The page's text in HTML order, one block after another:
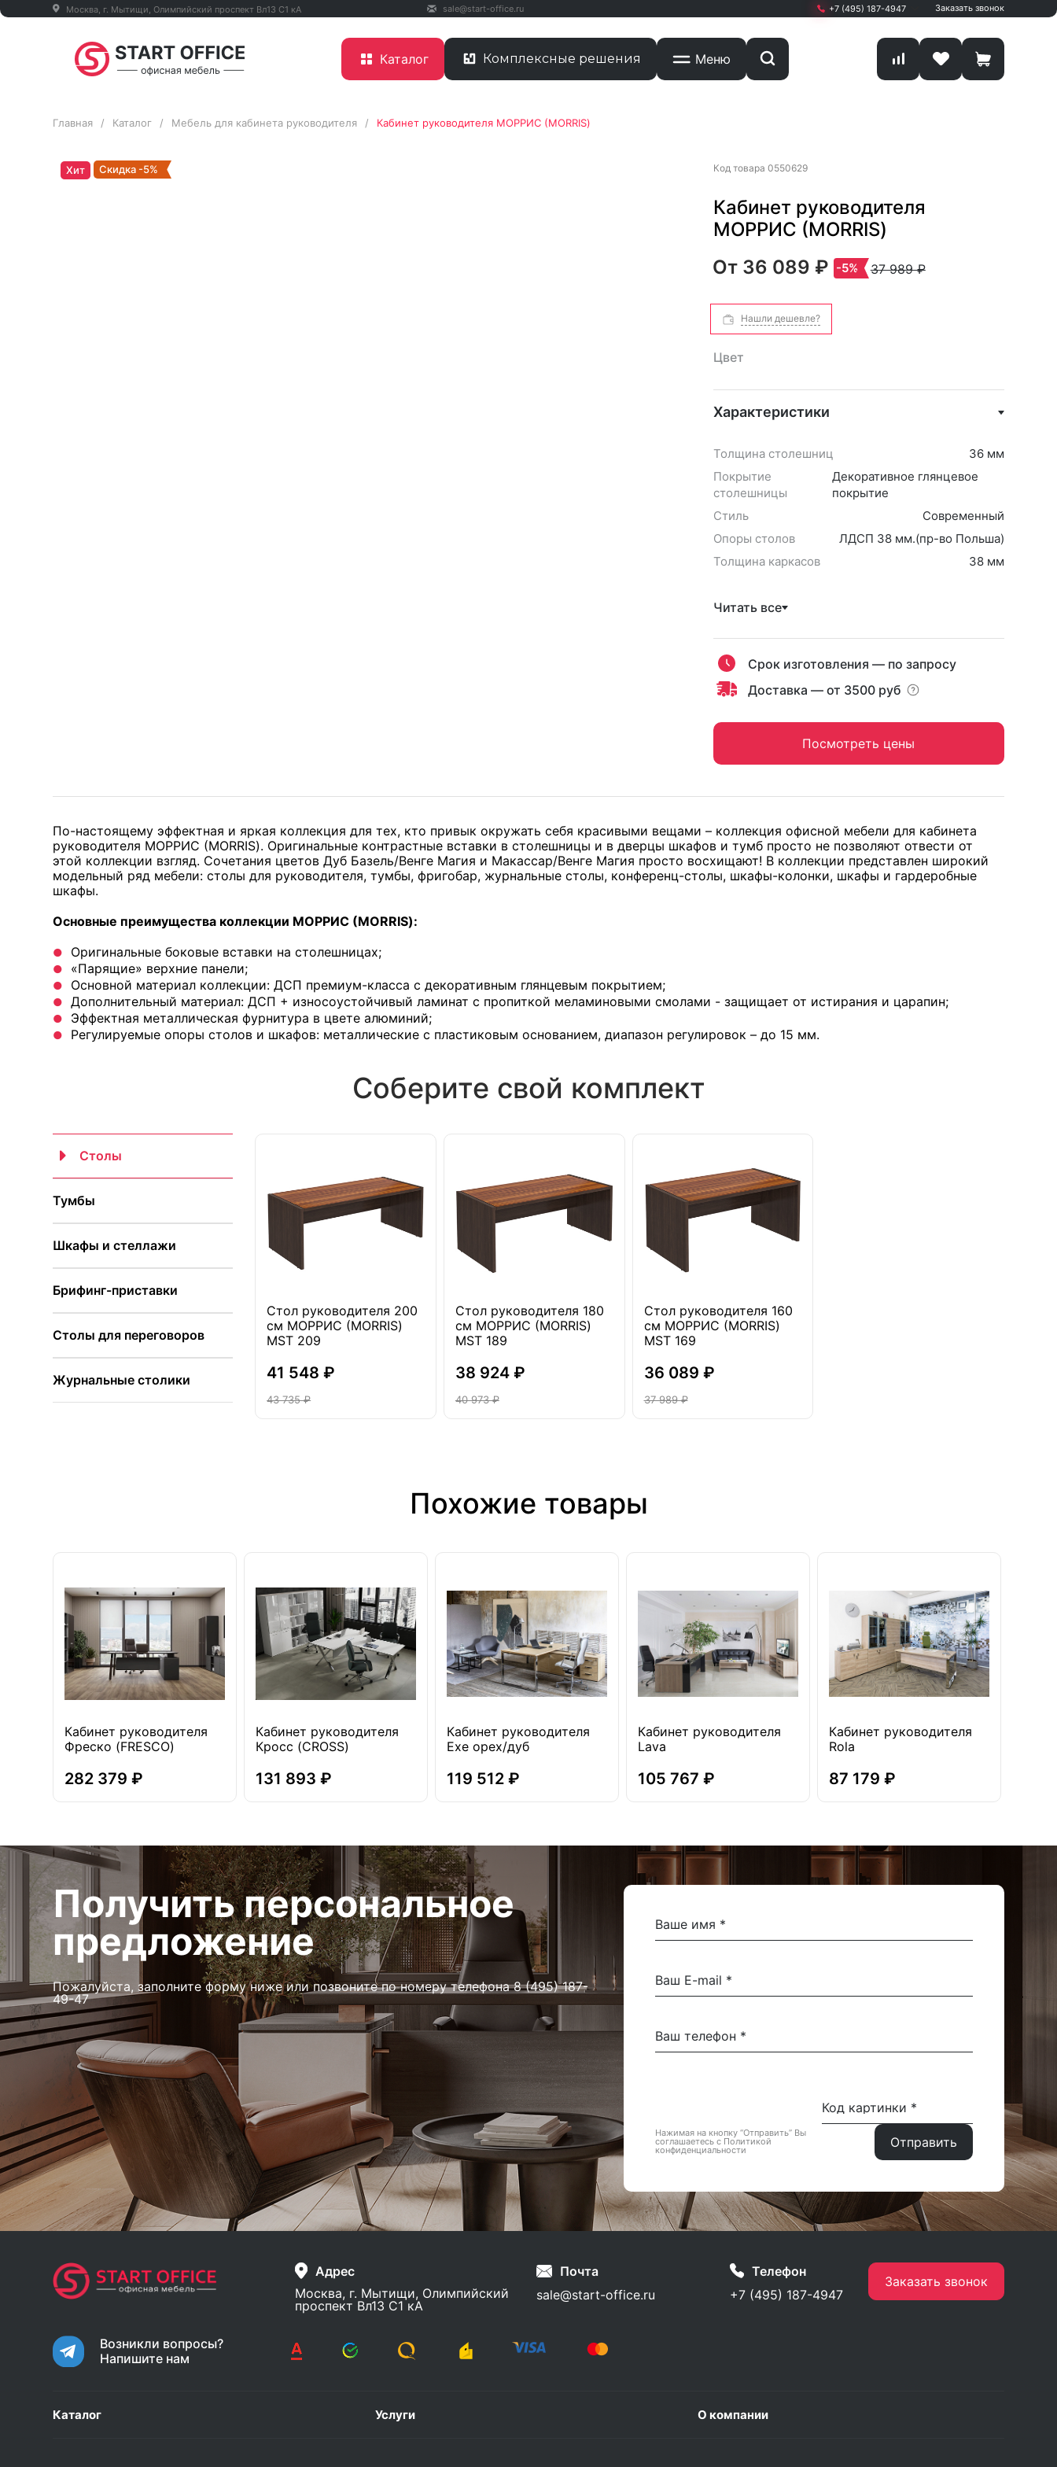
Москва, г. Мытищи, Олимпийский проспект Вл13 С1 кА sale@start-office.ru +7 (495) 187-4947
+7 (495) 187-4947
Олимпийский проспект
Заказать звонок
Каталог Комплексные решения Меню
Главная / Каталог / Мебель для кабинета руководителя / Кабинет руководителя МОРРИС (MORRIS)
Хит Скидка -5% Код товара 0550629
Кабинет руководителя
МОРРИС (MORRIS)
От 36 089 ₽ -5% 37 989 ₽
Нашли дешевле?
Цвет
Характеристики
Толщина столешниц
36 мм
Покрытие
столешницы
Декоративное глянцевое
покрытие
Стиль
Современный
Опоры столов
ЛДСП 38 мм.(пр-во Польша)
Толщина каркасов
38 мм
Читать все
Срок изготовления — по запросу
Доставка — от 3500 руб
Посмотреть цены
По-настоящему эффектная и яркая коллекция для тех, кто привык окружать себя красивыми вещами – коллекция офисной мебели для кабинета
руководителя МОРРИС (MORRIS). Оригинальные контрастные вставки в столешницы и в дверцы шкафов и тумб просто не позволяют отвести от
этой коллекции взгляд. Сочетания цветов Дуб Базель/Венге Магия и Макассар/Венге Магия просто восхищают! В коллекции представлен широкий
модельный ряд мебели: столы для руководителя, тумбы, фригобар, журнальные столы, конференц-столы, шкафы-колонки, шкафы и гардеробные
шкафы.
Основные преимущества коллекции МОРРИС (MORRIS):
Оригинальные боковые вставки на столешницах;
«Парящие» верхние панели;
Основной материал коллекции: ДСП премиум-класса с декоративным глянцевым покрытием;
Дополнительный материал: ДСП + износоустойчивый ламинат с пропиткой меламиновыми смолами - защищает от истирания и царапин;
Эффектная металлическая фурнитура в цвете алюминий;
Регулируемые опоры столов и шкафов: металлические с пластиковым основанием, диапазон регулировок – до 15 мм.
Соберите свой комплект
Столы
Тумбы
Шкафы и стеллажи
Брифинг-приставки
Столы для переговоров
Журнальные столики
Стол руководителя 200
см МОРРИС (MORRIS)
MST 209
41 548 ₽
43 735 ₽
Стол руководителя 180
см МОРРИС (MORRIS)
MST 189
38 924 ₽
40 973 ₽
Стол руководителя 160
см МОРРИС (MORRIS)
MST 169
36 089 ₽
37 989 ₽
Похожие товары
Кабинет руководителя
Фреско (FRESCO)
282 379 ₽
Кабинет руководителя
Кросс (CROSS)
131 893 ₽
Кабинет руководителя
Exe орех/дуб
119 512 ₽
Кабинет руководителя
Lava
105 767 ₽
Кабинет руководителя
Rola
87 179 ₽
Получить персональное
предложение
Пожалуйста, заполните форму ниже или позвоните по номеру телефона8 (495) 187-
49-47
Нажимая на кнопку “Отправить” Вы
соглашаетесь с Политикой
конфиденциальности
Адрес
Москва, г. Мытищи, Олимпийский
проспект Вл13 С1 кА
Почта
sale@start-office.ru
Телефон
+7 (495) 187-4947
Заказать звонок
Возникли вопросы?
Напишите нам
Каталог Услуги О компании